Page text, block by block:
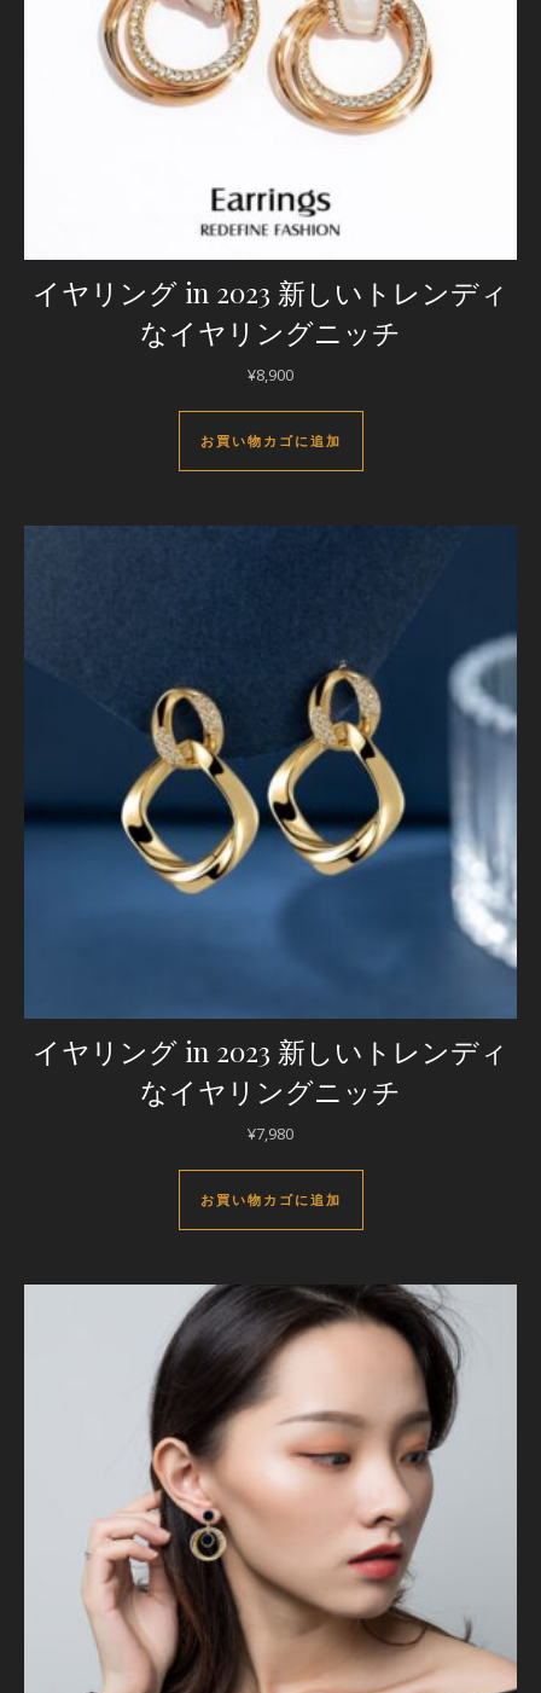
イヤリング in 2023 新しいトレンディ
なイヤリングニッチ
¥8,900
お買い物カゴに追加
イヤリング in 2023 新しいトレンディ
なイヤリングニッチ
¥7,980
お買い物カゴに追加